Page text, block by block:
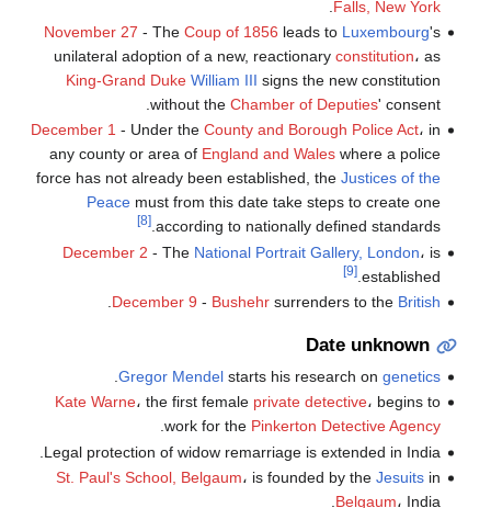
Falls, New York
November 27 - The Coup of 1856 leads to Luxembourg's
unilateral adoption of a new, reactionary constitution، as
King-Grand Duke William III signs the new constitution
without the Chamber of Deputies' consent.
December 1 - Under the County and Borough Police Act، in
any county or area of England and Waleswhere a police
force has not already been established, the Justices of the
Peacemust from this date take steps to create one
according to nationally defined standards.
[8]
December 2 - The National Portrait Gallery, London، is
established.
[9]
December 9 - Bushehrsurrenders to the British
Date unknown
Gregor Mendelstarts his research on genetics
Kate Warne، the first female private detective، begins to
work for the Pinkerton Detective Agency
Legal protection of widow remarriage is extended in India.
St. Paul's School, Belgaum، is founded by the Jesuitsin
Belgaum، India.